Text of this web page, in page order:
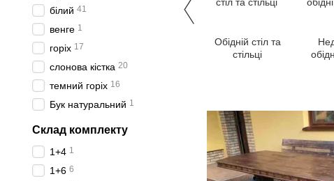
Обідній стіл та
стільці
білий 41
венге 1
горіх 17
слонова кістка 20
темний горіх 16
Бук натуральний 1
Склад комплекту
1+4 1
1+6 6